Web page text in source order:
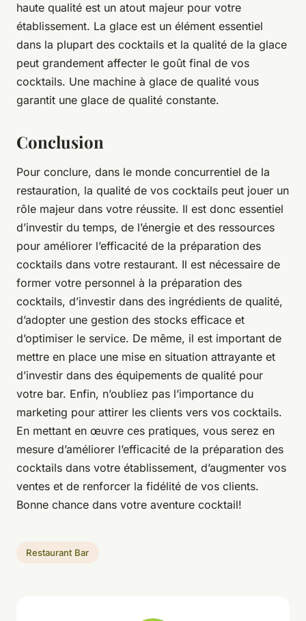
haute qualité est un atout majeur pour votre
établissement. La glace est un élément essentiel
dans la plupart des cocktails et la qualité de la glace
peut grandement affecter le goût final de vos
cocktails. Une machine à glace de qualité vous
garantit une glace de qualité constante.
Conclusion
Pour conclure, dans le monde concurrentiel de la
restauration, la qualité de vos cocktails peut jouer un
rôle majeur dans votre réussite. Il est donc essentiel
d’investir du temps, de l’énergie et des ressources
pour améliorer l’efficacité de la préparation des
cocktails dans votre restaurant. Il est nécessaire de
former votre personnel à la préparation des
cocktails, d’investir dans des ingrédients de qualité,
d’adopter une gestion des stocks efficace et
d’optimiser le service. De même, il est important de
mettre en place une mise en situation attrayante et
d’investir dans des équipements de qualité pour
votre bar. Enfin, n’oubliez pas l’importance du
marketing pour attirer les clients vers vos cocktails.
En mettant en œuvre ces pratiques, vous serez en
mesure d’améliorer l’efficacité de la préparation des
cocktails dans votre établissement, d’augmenter vos
ventes et de renforcer la fidélité de vos clients.
Bonne chance dans votre aventure cocktail!
Restaurant Bar